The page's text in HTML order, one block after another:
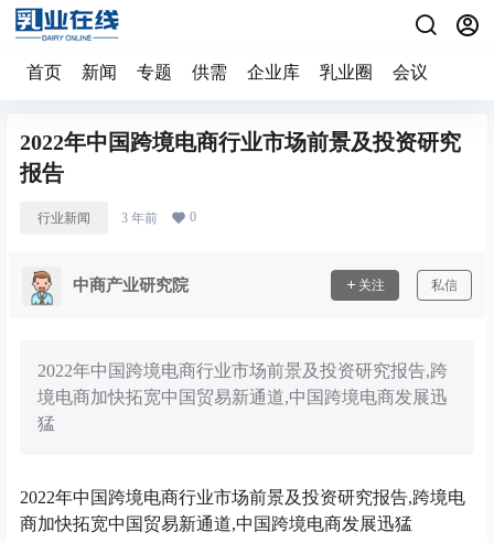
首页 新闻 专题 供需 企业库 乳业圈 会议
2022年中国跨境电商行业市场前景及投资研究
报告
行业新闻 3 年前 0
中商产业研究院 关注 私信
2022年中国跨境电商行业市场前景及投资研究报告,跨
境电商加快拓宽中国贸易新通道,中国跨境电商发展迅
猛
2022年中国跨境电商行业市场前景及投资研究报告,跨境电
商加快拓宽中国贸易新通道,中国跨境电商发展迅猛